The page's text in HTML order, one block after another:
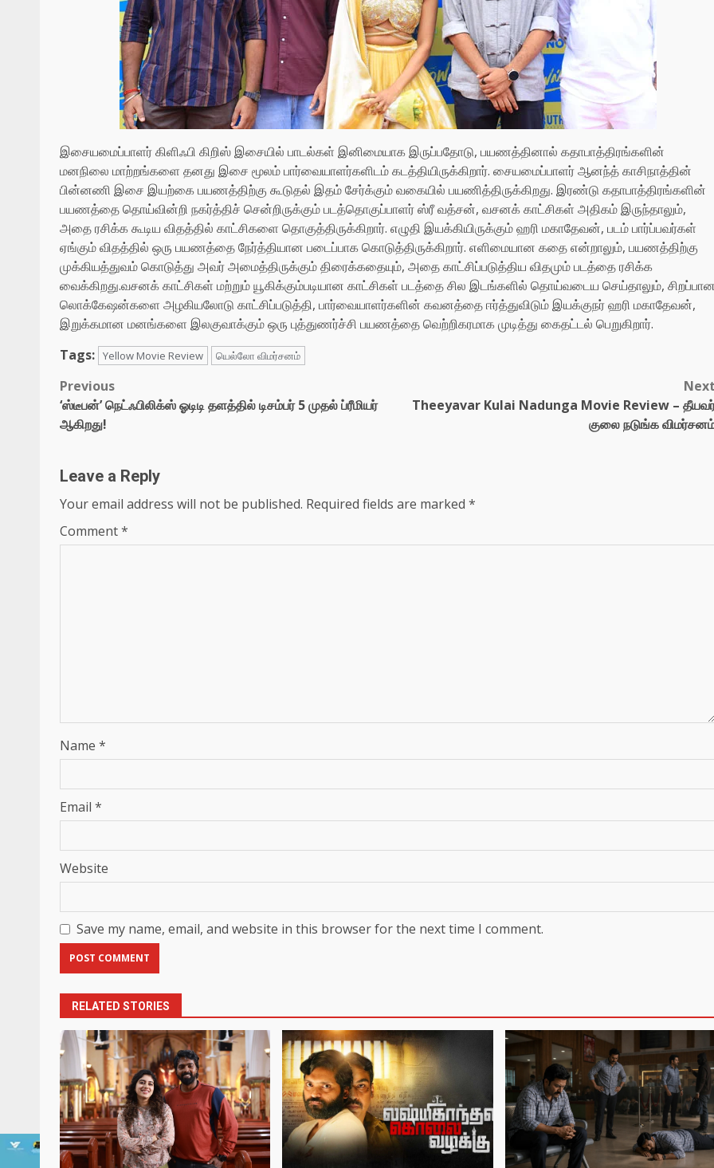
இசையமைப்பாளர் கிளிஃபி கிறிஸ் இசையில் பாடல்கள் இனிமையாக இருப்பதோடு, பயணத்தினால் கதாபாத்திரங்களின்
மனநிலை மாற்றங்களை தனது இசை மூலம் பார்வையாளர்களிடம் கடத்தியிருக்கிறார். சையமைப்பாளர் ஆனந்த் காசிநாத்தின்
பின்னணி இசை இயற்கை பயணத்திற்கு கூடுதல் இதம் சேர்க்கும் வகையில் பயணித்திருக்கிறது. இரண்டு கதாபாத்திரங்களின்
பயணத்தை தொய்வின்றி நகர்த்திச் சென்றிருக்கும் படத்தொகுப்பாளர் ஸ்ரீ வத்சன், வசனக் காட்சிகள் அதிகம் இருந்தாலும்,
அதை ரசிக்க கூடிய விதத்தில் காட்சிகளை தொகுத்திருக்கிறார். எழுதி இயக்கியிருக்கும் ஹரி மகாதேவன், படம் பார்ப்பவர்கள்
ஏங்கும் விதத்தில் ஒரு பயணத்தை நேர்த்தியான படைப்பாக கொடுத்திருக்கிறார். எளிமையான கதை என்றாலும், பயணத்திற்கு
முக்கியத்துவம் கொடுத்து அவர் அமைத்திருக்கும் திரைக்கதையும், அதை காட்சிப்படுத்திய விதமும் படத்தை ரசிக்க
வைக்கிறது.வசனக் காட்சிகள் மற்றும் யூகிக்கும்படியான காட்சிகள் படத்தை சில இடங்களில் தொய்வடைய செய்தாலும், சிறப்பான
லொக்கேஷன்களை அழகியலோடு காட்சிப்படுத்தி, பார்வையாளர்களின் கவனத்தை ஈர்த்துவிடும் இயக்குநர் ஹரி மகாதேவன்,
இறுக்கமான மனங்களை இலகுவாக்கும் ஒரு புத்துணர்ச்சி பயணத்தை வெற்றிகரமாக முடித்து கைதட்டல் பெறுகிறார்.
Tags: Yellow Movie Review யெல்லோ விமர்சனம்
Post
navigation
Previous
‘ஸ்டீபன்’ நெட்ஃபிலிக்ஸ் ஓடிடி தளத்தில் டிசம்பர் 5 முதல் ப்ரீமியர்
ஆகிறது!
Next
Theeyavar Kulai Nadunga Movie Review –
குலை நடுங்க
Leave a Reply
Your email address will not be published. Required fields are marked *
Comment*
Name *
Email *
Website
Save my name, email, and website in this browser for the next time I comment.
RELATED STORIES